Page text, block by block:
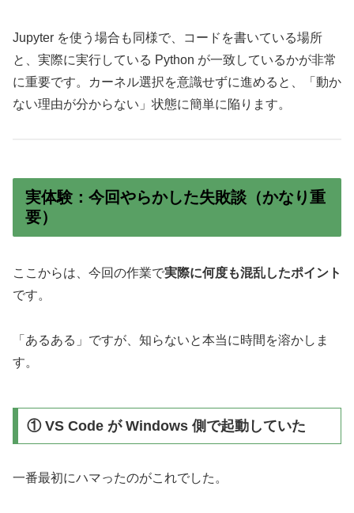
Jupyter を使う場合も同様で、コードを書いている場所
と、実際に実行している Python が一致しているかが非常
に重要です。カーネル選択を意識せずに進めると、「動か
ない理由が分からない」状態に簡単に陥ります。
実体験：今回やらかした失敗談（かなり重
要）
ここからは、今回の作業で実際に何度も混乱したポイント
です。
「あるある」ですが、知らないと本当に時間を溶かしま
す。
① VS Code が Windows 側で起動していた
一番最初にハマったのがこれでした。